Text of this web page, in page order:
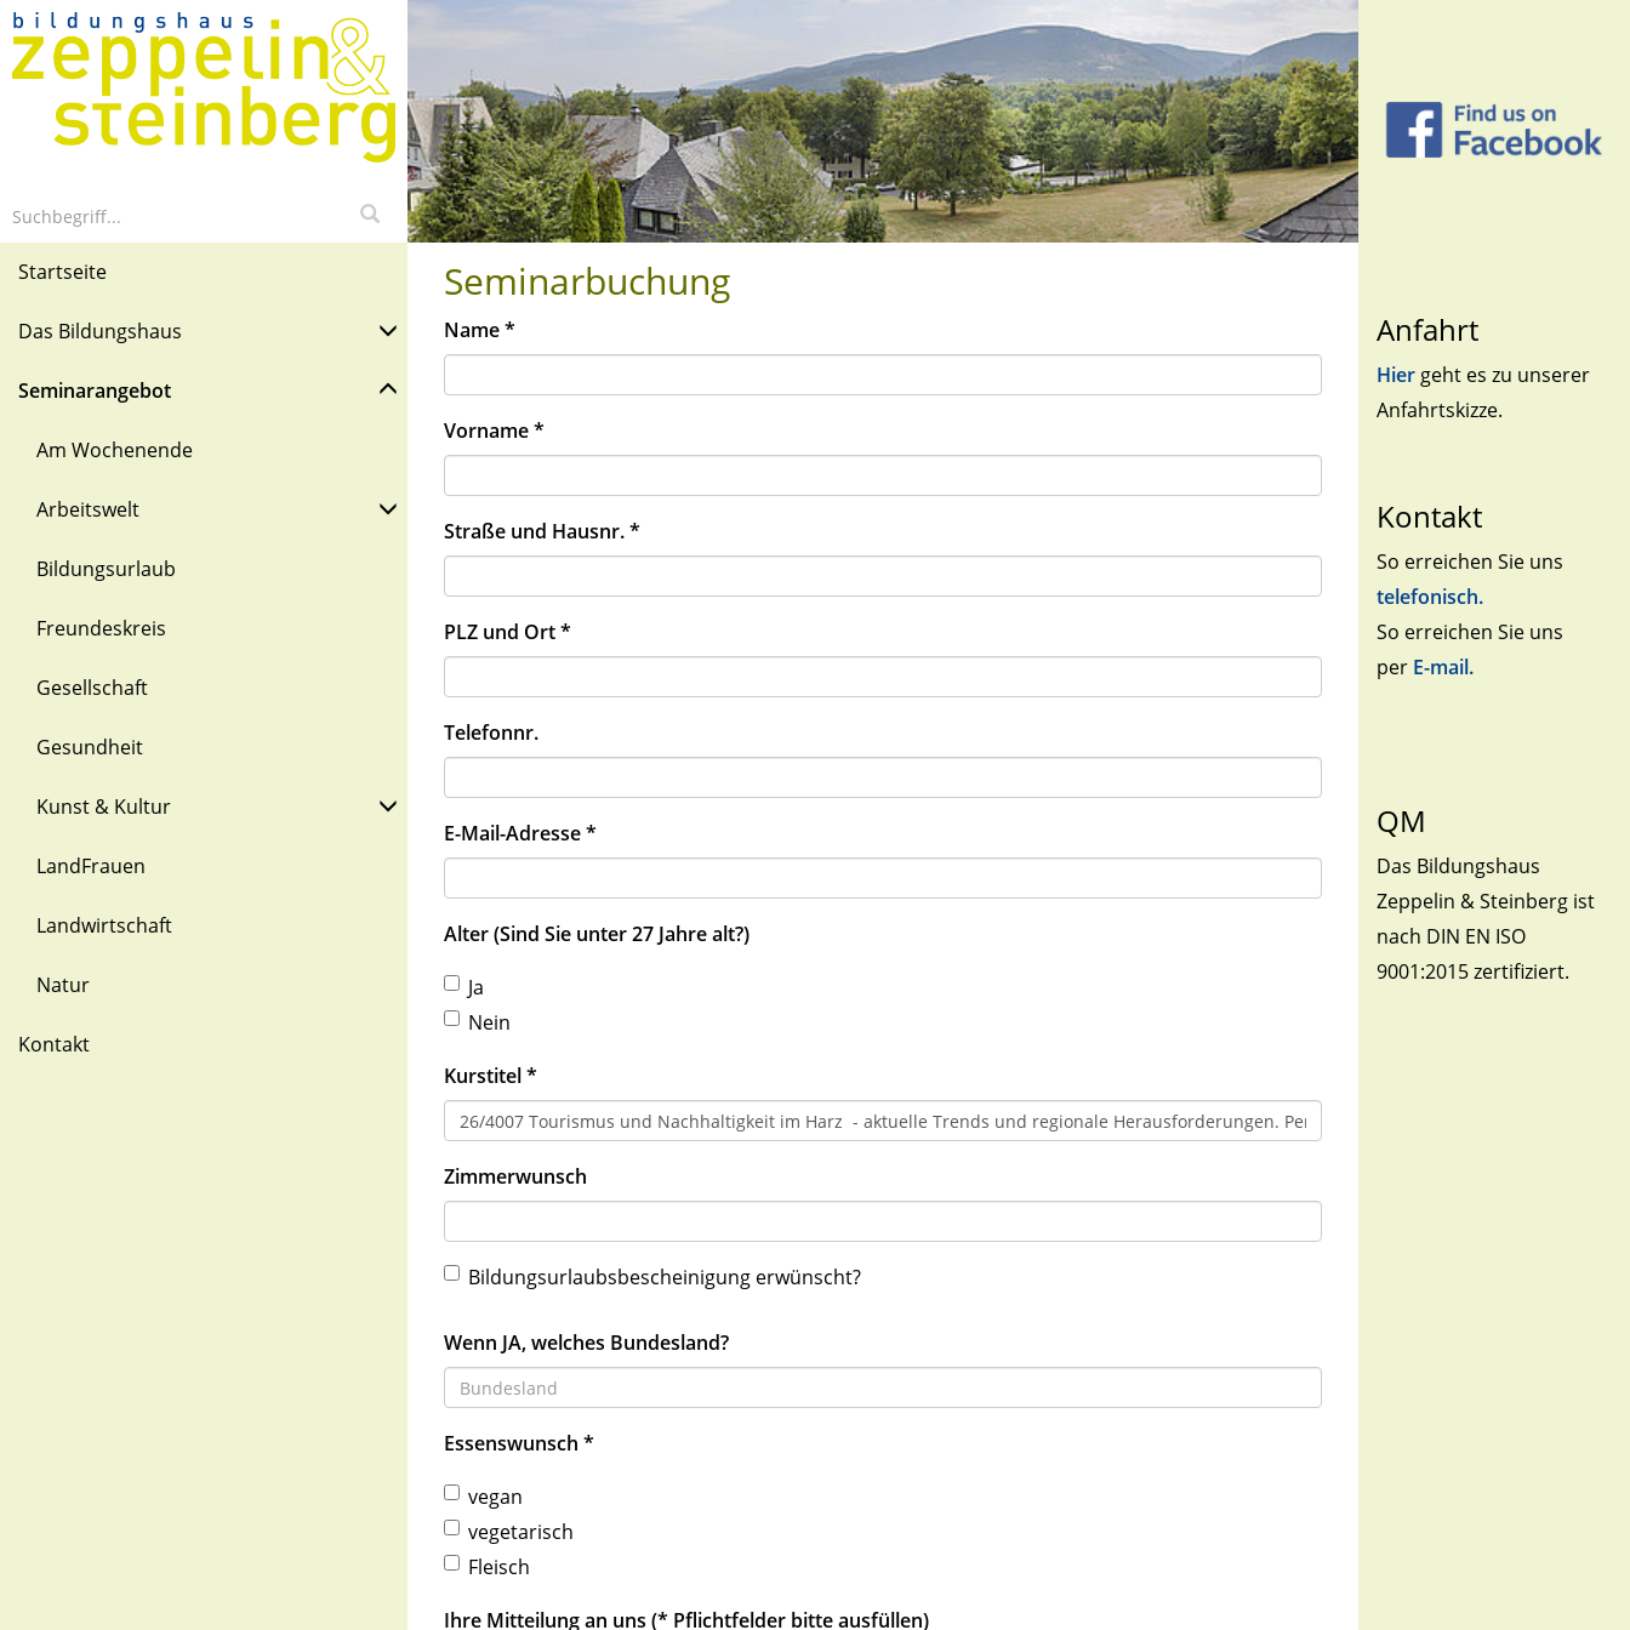
Startseite
Das Bildungshaus
Seminarangebot
Am Wochenende
Arbeitswelt
Bildungsurlaub
Freundeskreis
Gesellschaft
Gesundheit
Kunst & Kultur
LandFrauen
Landwirtschaft
Natur
Kontakt
Seminarbuchung
Name*
Vorname*
Straße und Hausnr.*
PLZ und Ort*
Telefonnr.
E-Mail-Adresse*
Alter (Sind Sie unter 27 Jahre alt?)
Ja
Nein
Kurstitel*
Zimmerwunsch
Bildungsurlaubsbescheinigung erwünscht?
Wenn JA, welches Bundesland?
Essenswunsch *
vegan
vegetarisch
Fleisch
Ihre Mitteilung an uns (* Pflichtfelder bitte ausfüllen)
Anfahrt
Hier geht es zu unserer
Anfahrtskizze.
Kontakt
So erreichen Sie uns
telefonisch.
So erreichen Sie uns
per E-mail.
QM
Das Bildungshaus
Zeppelin & Steinberg ist
nach DIN EN ISO
9001:2015 zertifiziert.